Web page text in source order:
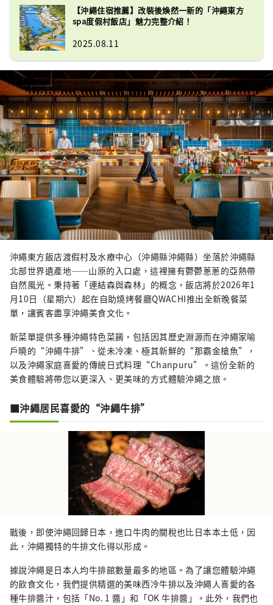
【沖繩住宿推薦】改裝後煥然一新的「沖繩東方
spa度假村飯店」魅力完整介紹！
2025.08.11
沖繩東方飯店渡假村及水療中心（沖繩縣沖繩縣）坐落於沖繩縣
北部世界遺產地——山原的入口處，這裡擁有鬱鬱蔥蔥的亞熱帶
自然風光。秉持著「連結森與森林」的概念，飯店將於2026年1
月10日（星期六）起在自助燒烤餐廳QWACHI推出全新晚餐菜
單，讓賓客盡享沖繩美食文化。
新菜單提供多種沖繩特色菜餚，包括因其歷史淵源而在沖繩家喻
戶曉的“沖繩牛排”、從未冷凍、極其新鮮的“那霸金槍魚”，
以及沖繩家庭喜愛的傳統日式料理“Chanpuru”。這份全新的
美食體驗將帶您以更深入、更美味的方式體驗沖繩之旅。
■沖繩居民喜愛的“沖繩牛排”
戰後，即使沖繩回歸日本，進口牛肉的關稅也比日本本土低，因
此，沖繩獨特的牛排文化得以形成。
據說沖繩是日本人均牛排館數量最多的地區。為了讓您體驗沖繩
的飲食文化，我們提供精選的美味西冷牛排以及沖繩人喜愛的各
種牛排醬汁，包括「No. 1 醬」和「OK 牛排醬」。此外，我們也